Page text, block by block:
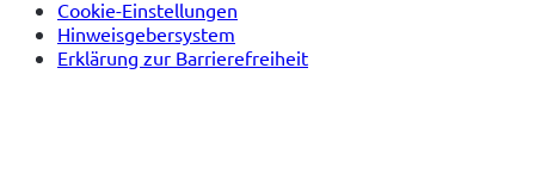
Cookie-Einstellungen
Hinweisgebersystem
Erklärung zur Barrierefreiheit